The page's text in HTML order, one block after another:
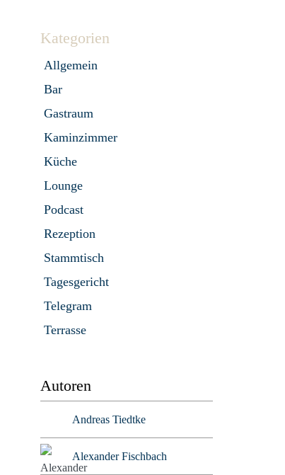
Kategorien
Allgemein
Bar
Gastraum
Kaminzimmer
Küche
Lounge
Podcast
Rezeption
Stammtisch
Tagesgericht
Telegram
Terrasse
Autoren
Andreas Tiedtke
Alexander Fischbach